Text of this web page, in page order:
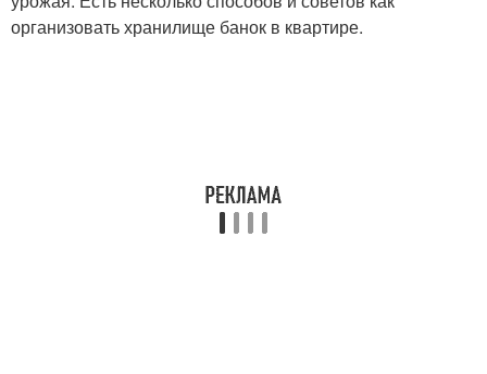
организовать хранилище банок в квартире.